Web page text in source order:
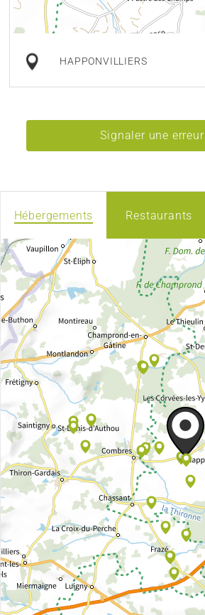
HAPPONVILLIERS
Signaler une erreur
Hébergements Restaurants